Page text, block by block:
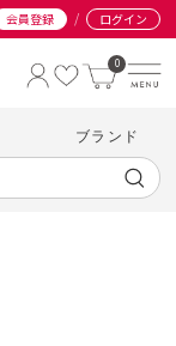
会員登録 / ログイン
0
ブランド